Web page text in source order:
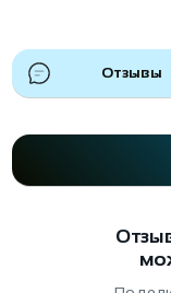
Отзывы